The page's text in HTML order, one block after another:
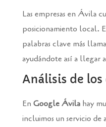
Las empresas en Ávila
posicionamiento local.
palabras clave más
ayudándote así a llegar
Análisis de
En Google Ávilahay
incluimos un servicio de